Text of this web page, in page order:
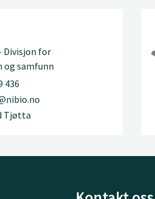
Divisjon for
og samfunn
436
Tjøtta